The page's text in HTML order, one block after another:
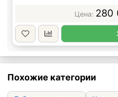
280
Похожие категории